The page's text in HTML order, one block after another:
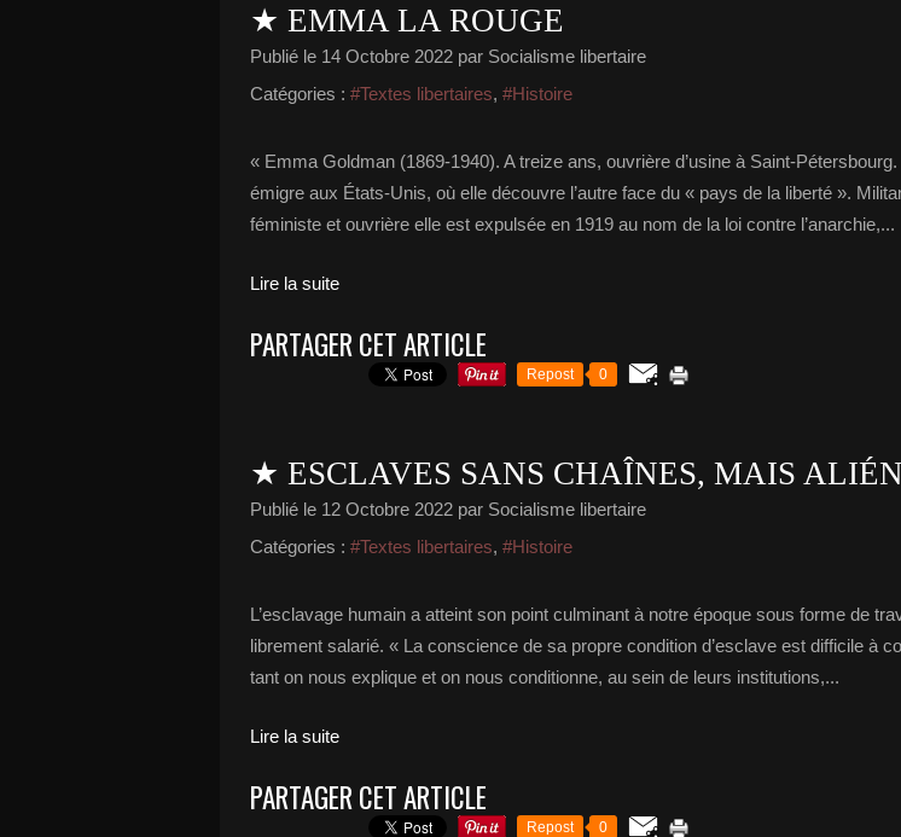
★ EMMA LA ROUGE
Publié le 14 Octobre 2022 par Socialisme libertaire
Catégories : #Textes libertaires, #Histoire
« Emma Goldman (1869-1940). A treize ans, ouvrière d’usine à Saint-Pétersbourg.
émigre aux États-Unis, où elle découvre l’autre face du « pays de la liberté ».
féministe et ouvrière elle est expulsée en 1919 au nom de la loi contre l’anarchie,...
Lire la suite
PARTAGER CET ARTICLE
Repost 0
★ ESCLAVES SANS CHAÎNES, MAIS
Publié le 12 Octobre 2022 par Socialisme libertaire
Catégories : #Textes libertaires, #Histoire
L’esclavage humain a atteint son point culminant à notre époque sous forme de
librement salarié. « La conscience de sa propre condition d’esclave est difficile à
tant on nous explique et on nous conditionne, au sein de leurs institutions,...
Lire la suite
PARTAGER CET ARTICLE
Repost 0